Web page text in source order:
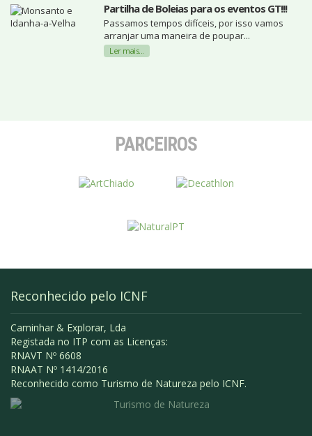
Partilha de Boleias para os eventos GT!!!
Passamos tempos difíceis, por isso vamos
arranjar uma maneira de poupar...
Ler mais...
PARCEIROS
Reconhecido pelo ICNF
Caminhar & Explorar, Lda
Registada no ITP com as Licenças:
RNAVT Nº 6608
RNAAT Nº 1414/2016
Reconhecido como Turismo de Natureza pelo ICNF.